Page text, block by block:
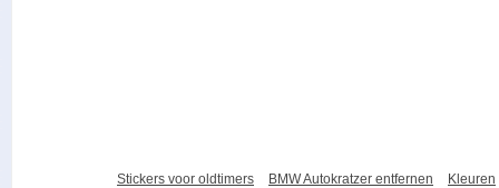
Stickers voor oldtimers BMW Autokratzer entfernen
Kleuren